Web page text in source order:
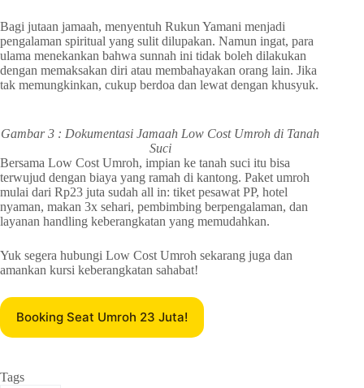
Bagi jutaan jamaah, menyentuh Rukun Yamani menjadi
pengalaman spiritual yang sulit dilupakan. Namun ingat, para
ulama menekankan bahwa sunnah ini tidak boleh dilakukan
dengan memaksakan diri atau membahayakan orang lain. Jika
tak memungkinkan, cukup berdoa dan lewat dengan khusyuk.
Gambar 3 : Dokumentasi Jamaah Low Cost Umroh di Tanah
Suci
Bersama Low Cost Umroh, impian ke tanah suci itu bisa
terwujud dengan biaya yang ramah di kantong. Paket umroh
mulai dari Rp23 juta sudah all in: tiket pesawat PP, hotel
nyaman, makan 3x sehari, pembimbing berpengalaman, dan
layanan handling keberangkatan yang memudahkan.
Yuk segera hubungi Low Cost Umroh sekarang juga dan
amankan kursi keberangkatan sahabat!
Booking Seat Umroh 23 Juta!
Tags